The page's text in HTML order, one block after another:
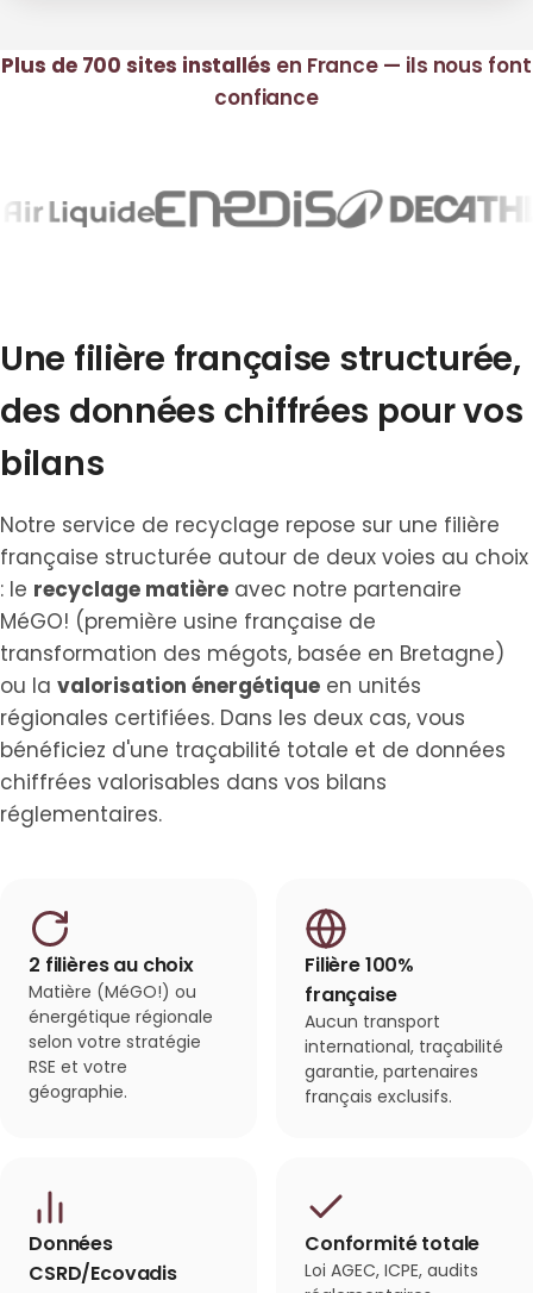
Plus de 700 sites installés en France — ils nous font
confiance
Une filière française structurée,
des données chiffrées pour vos
bilans
Notre service de recyclage repose sur une filière
française structurée autour de deux voies au choix
: le recyclage matière avec notre partenaire
MéGO! (première usine française de
transformation des mégots, basée en Bretagne)
ou la valorisation énergétique en unités
régionales certifiées. Dans les deux cas, vous
bénéficiez d'une traçabilité totale et de données
chiffrées valorisables dans vos bilans
réglementaires.
2 filières au choix
Matière (MéGO!) ou
énergétique régionale
selon votre stratégie
RSE et votre
géographie.
Filière 100%
française
Aucun transport
international, traçabilité
garantie, partenaires
français exclusifs.
Données
CSRD/Ecovadis
Conformité totale
Loi AGEC, ICPE, audits